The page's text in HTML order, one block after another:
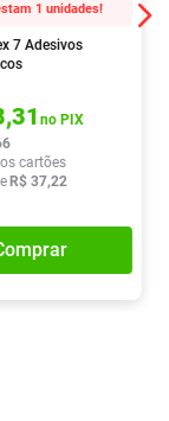
1 unidades!
7 Adesivos
,31 no PIX
cartões
R$ 37,22